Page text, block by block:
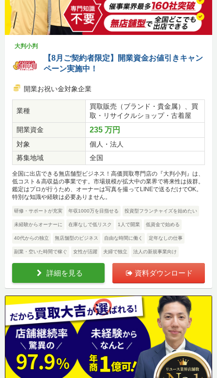
大判小判
【8月ご契約者限定】開業資金お値引きキャン
ペーン実施中！
開業お祝い金対象企業
業種
買取販売（ブランド・貴金属）、買
取・リサイクルショップ・古着屋
開業資金
235 万円
対象
個人・法人
募集地域
全国
全国に出店できる無店舗型ビジネス！高価買取専門店の『大判小判』は、
低コスト＆高収益の事業です。市場規模が拡大中の業界で将来性は抜群。
鑑定はプロが行うため、オーナーは写真を撮ってLINEで送るだけでOK。
特別な知識や経験は必要ありません。
研修・サポートが充実 年収1000万を目指せる 投資型フランチャイズを始めたい
未経験からオーナーに 在庫なしで低リスク 1人で開業 低資金で始める
40代からの独立 無店舗型のビジネス 自由な時間に働く 定年なしの仕事
副業・空いた時間で稼ぐ 女性が活躍 夫婦で独立 法人の新規事業向け
詳細を見る 資料ダウンロード